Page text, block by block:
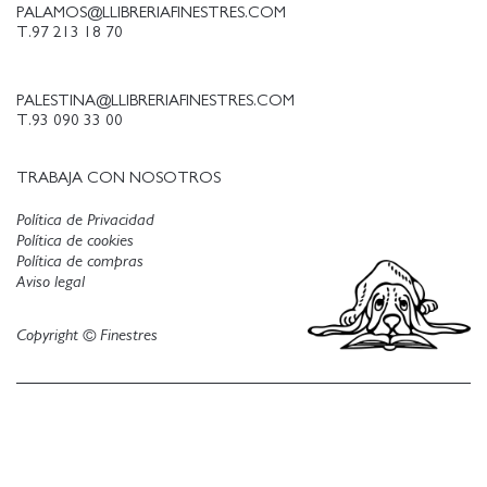
PALAMOS@LLIBRERIAFINESTRES.COM
T.97 213 18 70
PALESTINA@LLIBRERIAFINESTRES.COM
T.93 090 33 00
TRABAJA CON NOSOTROS
Política de Privacidad
Política de cookies
Aviso legal
Política de compras
Copyright © Finestres